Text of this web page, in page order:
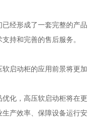
经形成了一套完整的产品
持和完善的售后服务。
启动柜的应用前景将更加
化，高压软启动柜将在更
产效率、保障设备运行安